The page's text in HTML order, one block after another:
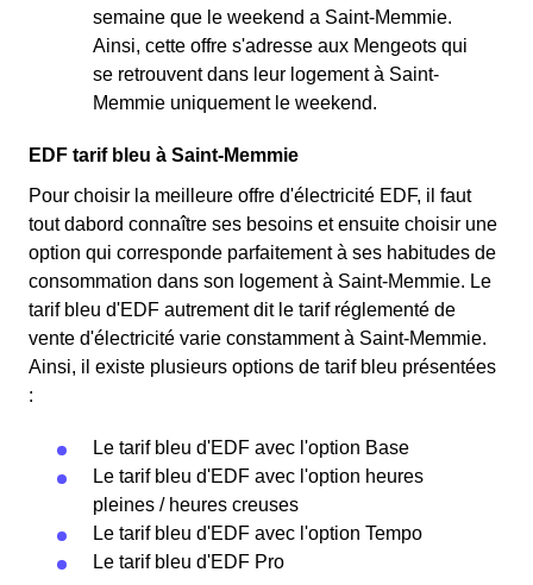
semaine que le weekend a Saint-Memmie.
Ainsi, cette offre s'adresse aux Mengeots qui
se retrouvent dans leur logement à Saint-
Memmie uniquement le weekend.
EDF tarif bleu à Saint-Memmie
Pour choisir la meilleure offre d'électricité EDF, il faut
tout dabord connaître ses besoins et ensuite choisir une
option qui corresponde parfaitement à ses habitudes de
consommation dans son logement à Saint-Memmie. Le
tarif bleu d'EDF autrement dit le tarif réglementé de
vente d'électricité varie constamment à Saint-Memmie.
Ainsi, il existe plusieurs options de tarif bleu présentées
:
Le tarif bleu d'EDF avec l'option Base
Le tarif bleu d'EDF avec l'option heures
pleines / heures creuses
Le tarif bleu d'EDF avec l'option Tempo
Le tarif bleu d'EDF Pro